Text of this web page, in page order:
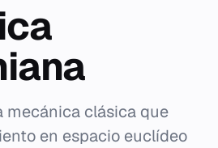
mecánica clásica que
en espacio euclídeo